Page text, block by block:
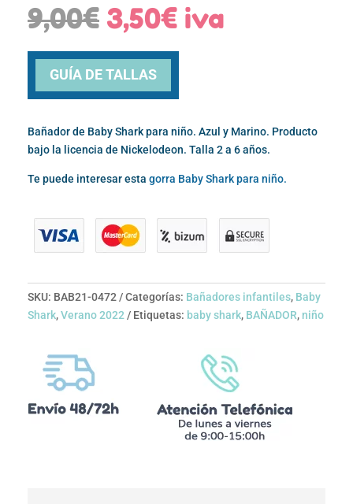
9,00€ El
precio
original
era:
9,00€.
3,50€El
precio
actual
iva
GUÍA DE TALLAS
Bañador de Baby Shark para niño. Azul y Marino. Producto
bajo la licencia de Nickelodeon. Talla 2 a 6 años.
Te puede interesar esta gorra Baby Shark para niño.
SKU: BAB21-0472 Categorías: Bañadores infantiles, Baby
Shark,Verano 2022 Etiquetas: baby shark, BAÑADOR, niño